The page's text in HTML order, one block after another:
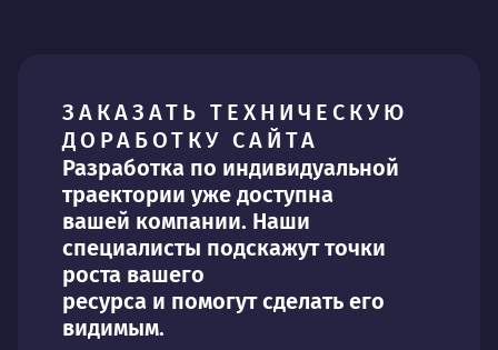
ЗАКАЗАТЬ ТЕХНИЧЕСКУЮ
ДОРАБОТКУ САЙТА
Разработка по индивидуальной
траектории уже доступна
вашей компании. Наши
специалисты подскажут точки
роста вашего
ресурса и помогут сделать его
видимым.